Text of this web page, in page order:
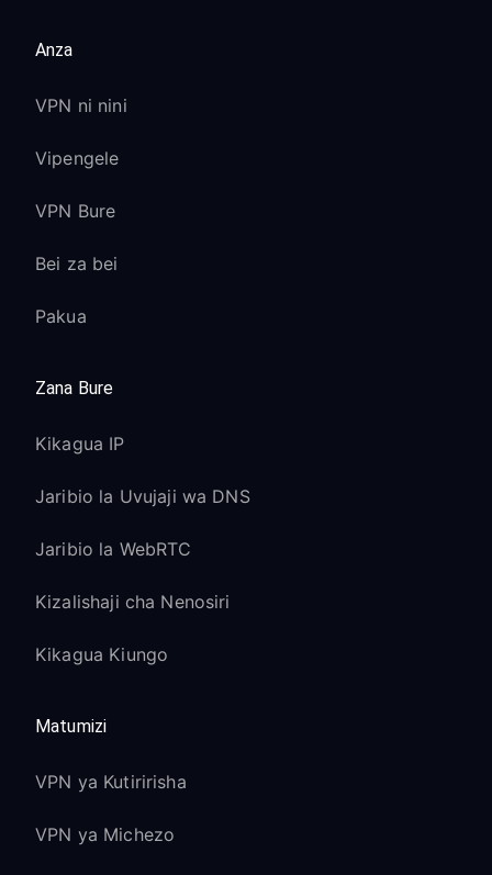
Anza
VPN ni nini
Vipengele
VPN Bure
Bei za bei
Pakua
Zana Bure
Kikagua IP
Jaribio la Uvujaji wa DNS
Jaribio la WebRTC
Kizalishaji cha Nenosiri
Kikagua Kiungo
Matumizi
VPN ya Kutiririsha
VPN ya Michezo